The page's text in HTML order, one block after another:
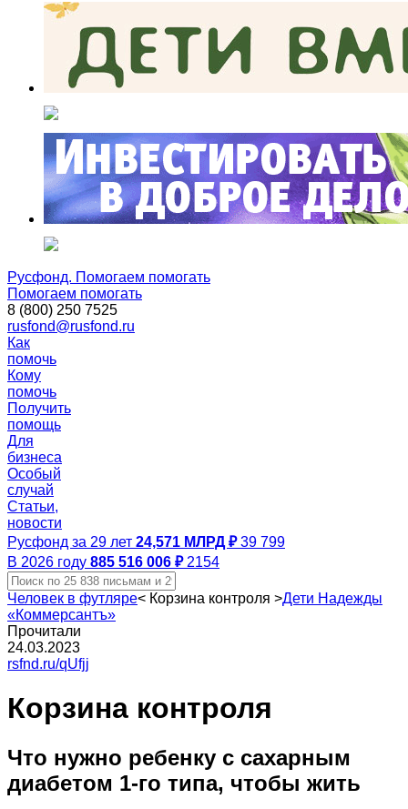
Русфонд. Помогаем помогать
Помогаем помогать
8 (800) 250 7525
rusfond@rusfond.ru
Как
помочь
Кому
помочь
Получить
помощь
Для
бизнеса
Особый
случай
Статьи,
новости
Русфонд за 29 лет 24,571 МЛРД ₽ 39 799
В 2026 году 885 516 006 ₽ 2154
Человек в футляре< Корзина контроля >Дети Надежды
«Коммерсантъ»
Прочитали
24.03.2023
rsfnd.ru/qUfjj
Корзина контроля
Что нужно ребенку с сахарным
диабетом 1-го типа, чтобы жить